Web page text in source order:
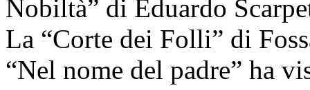
Nobiltà” di Eduardo
La “Corte dei Folli” di
“Nel nome del padre” ha